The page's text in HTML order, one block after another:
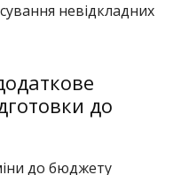
невідкладних
до
до бюджету